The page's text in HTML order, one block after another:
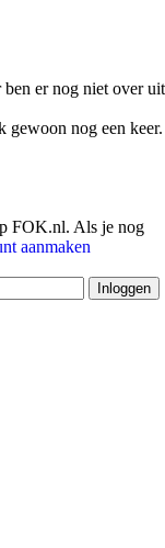
er nog niet over uit
gewoon nog een keer.
FOK.nl. Als je nog
aanmaken